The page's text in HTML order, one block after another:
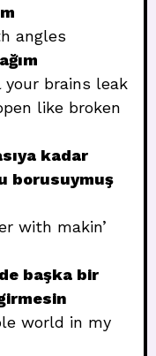
angles
brains leak
like broken
kadar
borusuymuş
with makin’
başka bir
world in my